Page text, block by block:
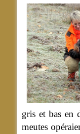
gris et bas en
meutes